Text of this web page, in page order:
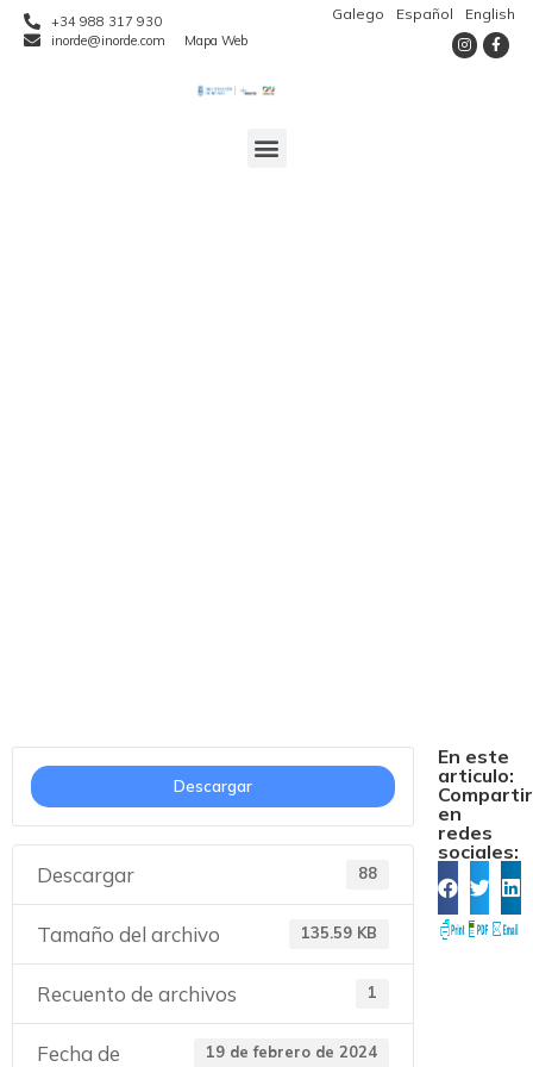
+34 988 317 930
inorde@inorde.com
Mapa Web
Galego Español English
Descargar
Descargar 88
Tamaño del archivo 135.59 KB
Recuento de archivos 1
Fecha de
19 de febrero de 2024
En este
articulo:
Compartir
en
redes
sociales: